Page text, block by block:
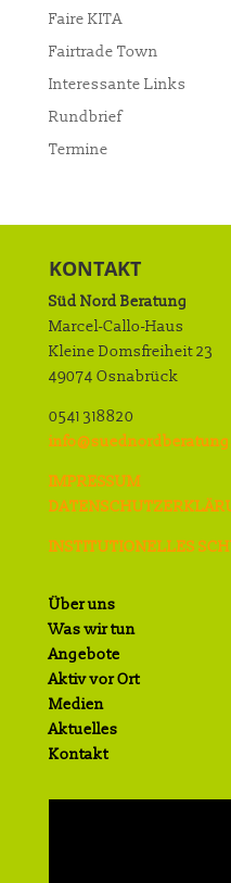
Faire KITA
Fairtrade Town
Interessante Links
Rundbrief
Termine
KONTAKT
Süd Nord Beratung
Marcel-Callo-Haus
Kleine Domsfreiheit 23
49074 Osnabrück
0541 318820
IMPRESSUM
INSTITUTIONELLES
Über uns
Was wir tun
Angebote
Aktiv vor Ort
Medien
Aktuelles
Kontakt